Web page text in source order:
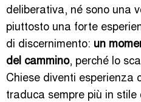
deliberativa, né sono una
piuttosto una forte
di discernimento: un
del cammino, perché lo
Chiese diventi esperienza
traduca sempre più in